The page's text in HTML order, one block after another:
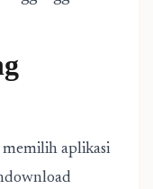
memilih aplikasi